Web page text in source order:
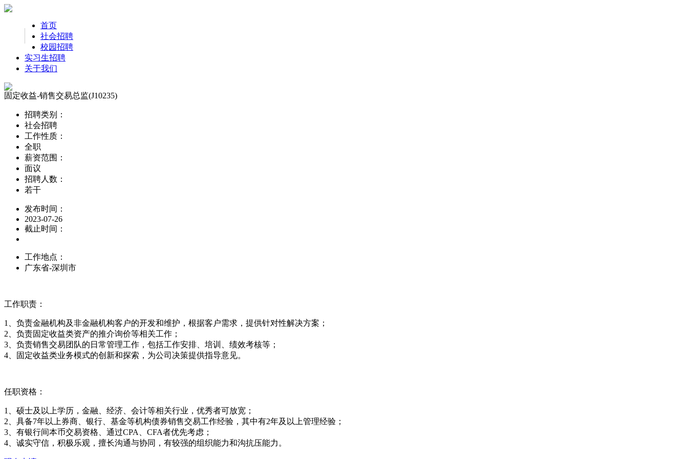
首页
社会招聘
校园招聘
实习生招聘
关于我们
固定收益-销售交易总监(J10235)
招聘类别：
社会招聘
工作性质：
全职
薪资范围：
面议
招聘人数：
若干
发布时间：
2023-07-26
截止时间：
工作地点：
广东省-深圳市
工作职责：
1、负责金融机构及非金融机构客户的开发和维护，根据客户需求，提供针对性解决方案；
2、负责固定收益类资产的推介询价等相关工作；
3、负责销售交易团队的日常管理工作，包括工作安排、培训、绩效考核等；
4、固定收益类业务模式的创新和探索，为公司决策提供指导意见。
任职资格：
1、硕士及以上学历，金融、经济、会计等相关行业，优秀者可放宽；
2、具备7年以上券商、银行、基金等机构债券销售交易工作经验，其中有2年及以上管理经验；
3、有银行间本币交易资格、通过CPA、CFA者优先考虑；
4、诚实守信，积极乐观，擅长沟通与协同，有较强的组织能力和沟抗压能力。